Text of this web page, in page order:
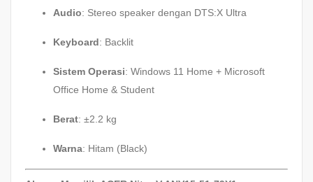
Audio: Stereo speaker dengan DTS:X Ultra
Keyboard: Backlit
Sistem Operasi: Windows 11 Home + Microsoft
Office Home & Student
Berat: ±2.2 kg
Warna: Hitam (Black)